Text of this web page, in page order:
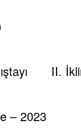
II.
– 2023